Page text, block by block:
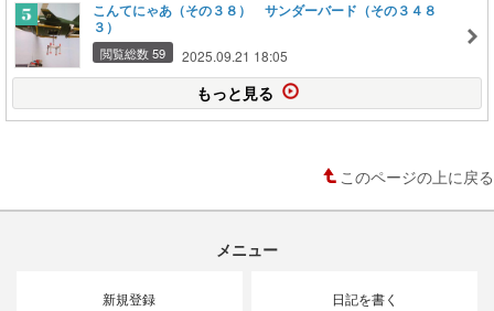
こんてにゃあ（その３８） サンダーバード（その３４８
３）
閲覧総数 59 2025.09.21 18:05
もっと見る
このページの上に戻る
メニュー
新規登録 日記を書く